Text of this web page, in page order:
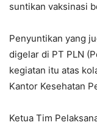
suntikan vaksinasi
Penyuntikan yang
digelar di PT PLN
kegiatan itu atas
Kantor Kesehatan
Ketua Tim